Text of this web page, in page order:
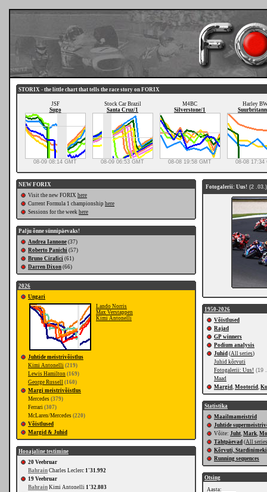
STORIX - the little chart that tells the race story on FORIX
JSF
Sugo
08-09 08:14 GMT
Stock Car Brazil
Santa Cruz/1
08-09 06:53 GMT
M4BC
Silverstone/1
08-08 19:58 GMT
Harley
08-08 17:34
NEW FORIX
Visit the new FORIX here
Current Formula 1 championship here
Sessions for the week here
Palju õnne sünnipäevaks!
Andrea Iannone (37)
Roberto Panichi (57)
Bruno Cirafici (61)
Darren Dixon (66)
2026
Ungari
Lando Norris
Max Verstappen
Kimi Antonelli
Juhtide meistrivõistlus
Kimi Antonelli (219)
Lewis Hamilton (169)
George Russell (160)
Margi meistrivõistlus
Mercedes (379)
Ferrari (307)
McLaren/Mercedes (220)
Võistlused
Margid & Juhid
Hooajaline testimine
20 Veebruar
Bahrain Charles Leclerc 1'31.992
19 Veebruar
Bahrain Kimi Antonelli 1'32.803
Fotogalerii: Uus! (2 .03.)
1950-2026
Võistlused
Rajad
GP winners
Podium analysis
Juhid (All series)
Juhid kõrvuti
Fotogalerii: Uus! (19
Maad
Margid, Mootorid,
Statistika
Maailmameistrid
Juhtide
Võite: Juht, Mark,
Tähtpäevad (All series
Kõrvuti,
Running sequences
Otsing
Aasta: